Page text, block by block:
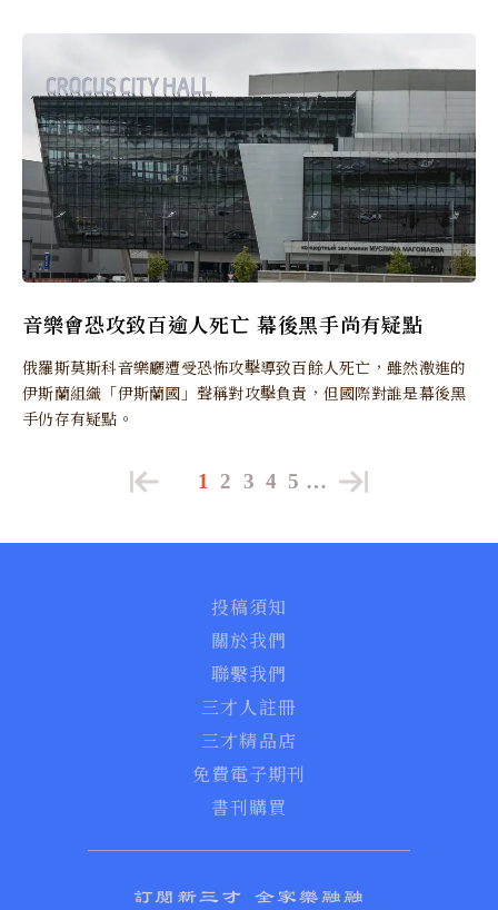
音樂會恐攻致百逾人死亡 幕後黑手尚有疑點
俄羅斯莫斯科音樂廳遭受恐怖攻擊導致百餘人死亡，雖然激進的
伊斯蘭組織「伊斯蘭國」聲稱對攻擊負責，但國際對誰是幕後黑
手仍存有疑點。
1 2 3 4 5 …
投稿須知
關於我們
聯繫我們
三才人註冊
三才精品店
免費電子期刊
書刊購買
訂閱新三才 全家樂融融